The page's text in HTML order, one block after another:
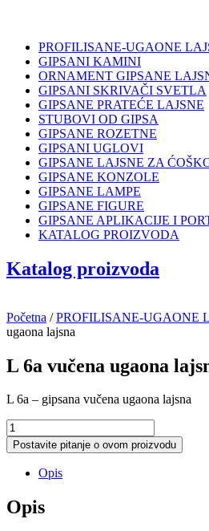
PROFILISANE-UGAONE
GIPSANI KAMINI
ORNAMENT GIPSANE
GIPSANI SKRIVAČI SVETLA
GIPSANE PRATEĆE LAJSNE
STUBOVI OD GIPSA
GIPSANE ROZETNE
GIPSANI UGLOVI
GIPSANE LAJSNE ZA
GIPSANE KONZOLE
GIPSANE LAMPE
GIPSANE FIGURE
GIPSANE APLIKACIJE I
KATALOG PROIZVODA
Katalog proizvoda
Početna /PROFILISANE-UGAONE
ugaona lajsna
L 6a vučena ugaona
L 6a – gipsana vučena ugaona lajsna
L
6a
vučena
ugaona
količina
Postavite pitanje o ovom proizvodu
Opis
Opis